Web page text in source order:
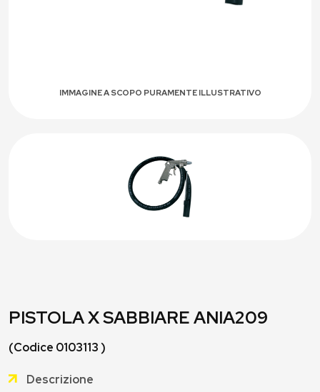
IMMAGINE A SCOPO PURAMENTE ILLUSTRATIVO
PISTOLA X SABBIARE ANIA209
(Codice 0103113 )
Descrizione